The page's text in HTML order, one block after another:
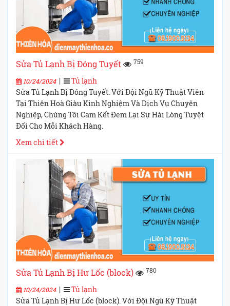
Sửa Tủ Lạnh Bị Đóng Tuyết 759
10/24/2024|
Tủ lạnh
Sửa Tủ Lạnh Bị Đóng Tuyết. Với Đội Ngũ Kỹ Thuật Viên
Tại Thiên Hoà Giàu Kinh Nghiệm Và Dịch Vụ Chuyên
Nghiệp, Chúng Tôi Cam Kết Đem Lại Sự Hài Lòng Tuyệt
Đối Cho Mỗi Khách Hàng.
Xem chi tiết
Sửa Tủ Lạnh Bị Hư Lốc (block) 780
10/24/2024|
Tủ lạnh
Sửa Tủ Lạnh Bị Hư Lốc (block). Với Đội Ngũ Kỹ Thuật